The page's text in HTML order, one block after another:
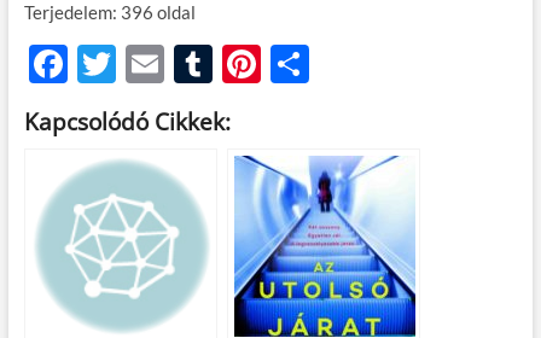
Terjedelem: 396 oldal
F
ac
e
b
o
o
k
T
w
itt
er
E
m
ail
T
u
m
bl
Pi
es
t
O
m
e
g
Kapcsolódó Cikkek: